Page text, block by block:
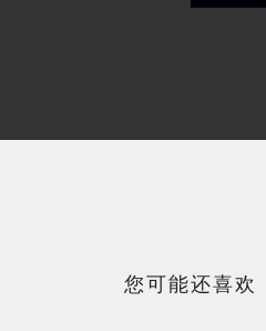
您可能还喜欢